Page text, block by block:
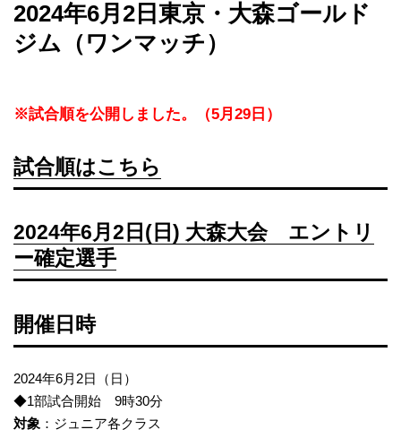
2024年6月2日東京・大森ゴールド
ジム（ワンマッチ）
※試合順を公開しました。（5月29日）
試合順はこちら
2024年6月2日(日) 大森大会 エントリ
ー確定選手
開催日時
2024年6月2日（日）
◆1部試合開始 9時30分
対象 ：ジュニア各クラス